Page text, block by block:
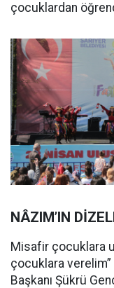
çocuklardan
NÂZIM’IN
Misafir çocuklara
çocuklara
Başkanı Şükrü